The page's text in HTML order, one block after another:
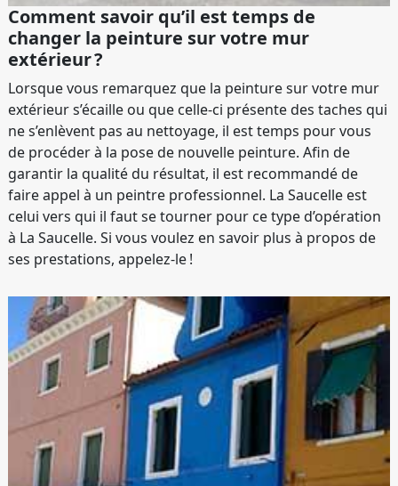
Comment savoir qu’il est temps de
changer la peinture sur votre mur
extérieur ?
Lorsque vous remarquez que la peinture sur votre mur
extérieur s’écaille ou que celle-ci présente des taches qui
ne s’enlèvent pas au nettoyage, il est temps pour vous
de procéder à la pose de nouvelle peinture. Afin de
garantir la qualité du résultat, il est recommandé de
faire appel à un peintre professionnel. La Saucelle est
celui vers qui il faut se tourner pour ce type d’opération
à La Saucelle. Si vous voulez en savoir plus à propos de
ses prestations, appelez-le !